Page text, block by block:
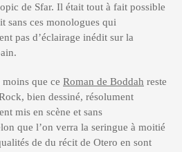
de Sfar. Il était tout à fait possible
sans ces monologues qui
pas d’éclairage inédit sur la
moins que ce Roman de Boddah reste
bien dessiné, résolument
mis en scène et sans
que l’on verra la seringue à moitié
de du récit de Otero en sont